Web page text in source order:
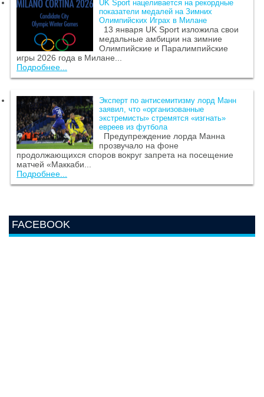
UK Sport нацеливается на рекордные
показатели медалей на Зимних
Олимпийских Играх в Милане
13 января UK Sport изложила свои
медальные амбиции на зимние
Олимпийские и Паралимпийские
игры 2026 года в Милане...
Подробнее...
Эксперт по антисемитизму лорд Манн
заявил, что «организованные
экстремисты» стремятся «изгнать»
евреев из футбола
Предупреждение лорда Манна
прозвучало на фоне
продолжающихся споров вокруг запрета на посещение
матчей «Маккаби...
Подробнее...
FACEBOOK